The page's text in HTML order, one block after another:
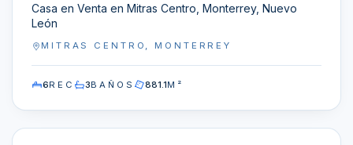
Casa en Venta en Mitras Centro, Monterrey, Nuevo
León
MITRAS CENTRO, MONTERREY
6REC 3BAÑOS 881.1M²